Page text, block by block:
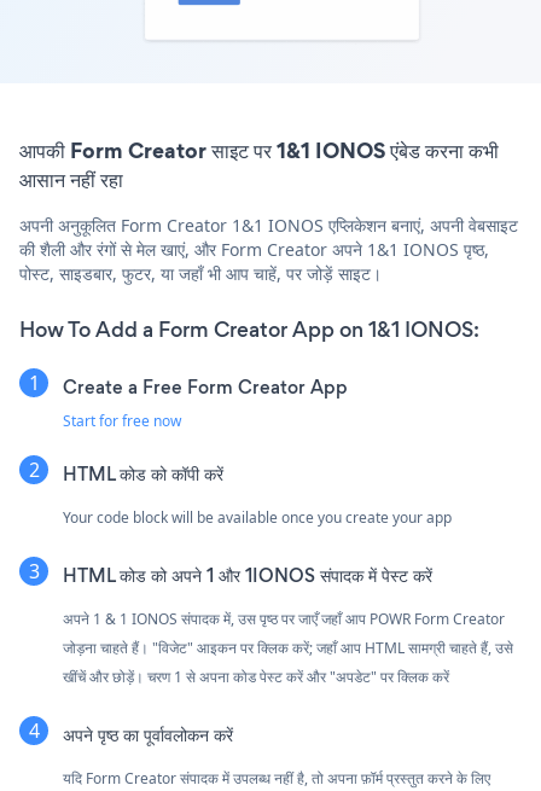
आपकी Form Creator साइट पर 1&1 IONOS एंबेड करना कभी
आसान नहीं रहा
अपनी अनुकूलित Form Creator 1&1 IONOS एप्लिकेशन बनाएं, अपनी वेबसाइट
की शैली और रंगों से मेल खाएं, और Form Creator अपने 1&1 IONOS पृष्ठ,
पोस्ट, साइडबार, फुटर, या जहाँ भी आप चाहें, पर जोड़ें साइट।
How To Add a Form Creator App on 1&1 IONOS:
Create a Free Form Creator App
Start for free now
HTML कोड को कॉपी करें
Your code block will be available once you create your app
HTML कोड को अपने 1 और 1IONOS संपादक में पेस्ट करें
अपने 1 & 1 IONOS संपादक में, उस पृष्ठ पर जाएँ जहाँ आप POWR Form Creator
जोड़ना चाहते हैं। "विजेट" आइकन पर क्लिक करें; जहाँ आप HTML सामग्री चाहते हैं, उसे
खींचें और छोड़ें। चरण 1 से अपना कोड पेस्ट करें और "अपडेट" पर क्लिक करें
अपने पृष्ठ का पूर्वावलोकन करें
यदि Form Creator संपादक में उपलब्ध नहीं है, तो अपना फ़ॉर्म प्रस्तुत करने के लिए